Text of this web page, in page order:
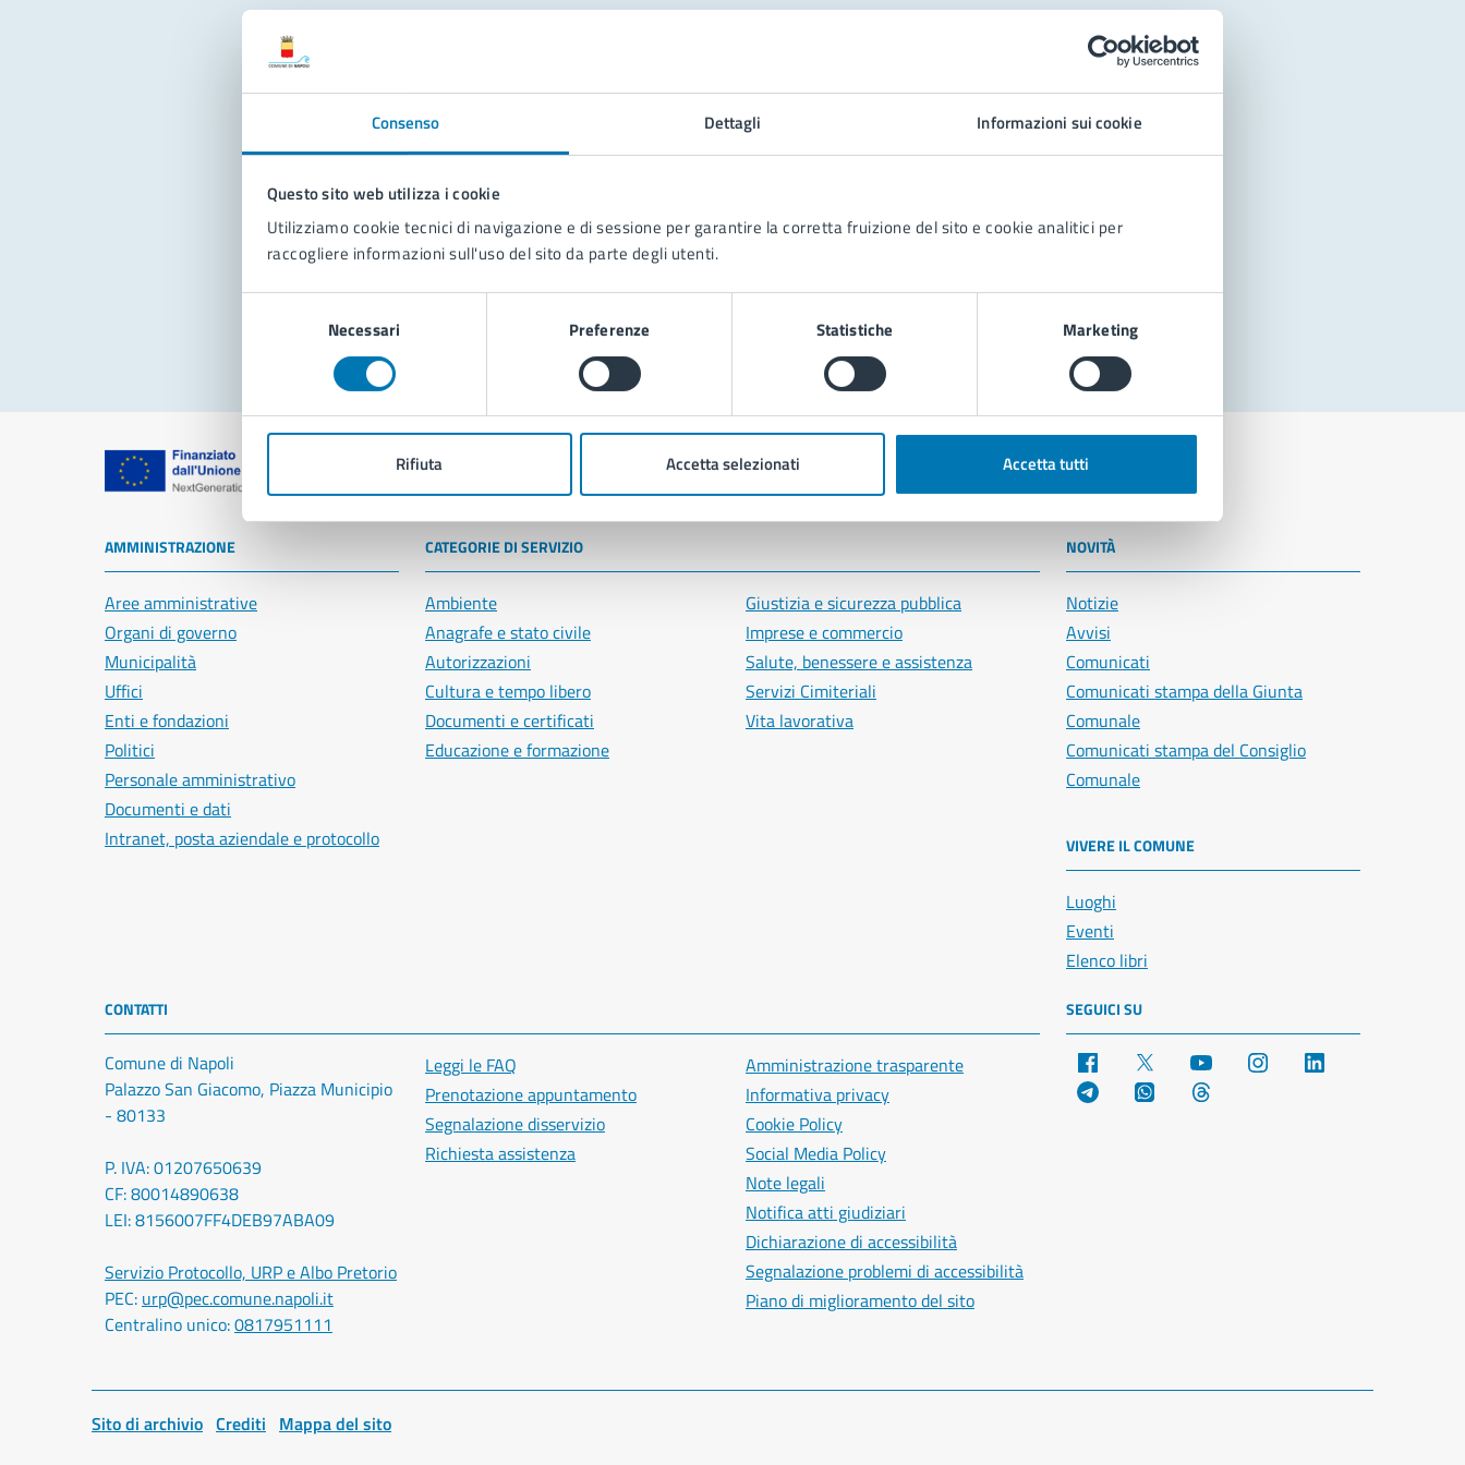
Consenso Dettagli Informazioni sui cookie
Questo sito web utilizza i cookie
Utilizziamo cookie tecnici di navigazione e di sessione per garantire la corretta fruizione del sito e cookie analitici per
raccogliere informazioni sull'uso del sito da parte degli utenti.
Necessari Preferenze Statistiche Marketing
Rifiuta Accetta selezionati Accetta tutti
Problemi in città
Segnala disservizio
Comune di Napoli
AMMINISTRAZIONE
Aree amministrative
Organi di governo
Municipalità
Uffici
Enti e fondazioni
Politici
Personale amministrativo
Documenti e dati
Intranet, posta aziendale e protocollo
CATEGORIE DI SERVIZIO
Ambiente
Anagrafe e stato civile
Autorizzazioni
Cultura e tempo libero
Documenti e certificati
Educazione e formazione
Giustizia e sicurezza pubblica
Imprese e commercio
Salute, benessere e assistenza
Servizi Cimiteriali
Vita lavorativa
NOVITÀ
Notizie
Avvisi
Comunicati
Comunicati stampa della Giunta
Comunale
Comunicati stampa del Consiglio
Comunale
VIVERE IL COMUNE
Luoghi
Eventi
Elenco libri
CONTATTI
Comune di Napoli
Palazzo San Giacomo, Piazza Municipio
- 80133
P. IVA: 01207650639
CF: 80014890638
LEI: 8156007FF4DEB97ABA09
Servizio Protocollo, URP e Albo Pretorio
PEC: urp@pec.comune.napoli.it
Centralino unico:0817951111
Leggi le FAQ
Prenotazione appuntamento
Segnalazione disservizio
Richiesta assistenza
Amministrazione trasparente
Informativa privacy
Cookie Policy
Social Media Policy
Note legali
Notifica atti giudiziari
Dichiarazione di accessibilità
Segnalazione problemi di accessibilità
Piano di miglioramento del sito
SEGUICI SU
Facebook YouTube Instagram
Telegram WhatsApp
Sito di archivio Crediti Mappa del sito